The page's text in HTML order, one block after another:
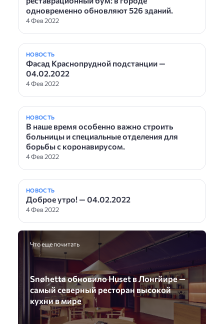
одновременно обновляют 526 зданий.
4 Фев 2022
НОВОСТЬ
Фасад Краснопрудной подстанции —
04.02.2022
4 Фев 2022
НОВОСТЬ
В наше время особенно важно строить
больницы и специальные отделения для
борьбы с коронавирусом.
4 Фев 2022
НОВОСТЬ
Доброе утро! — 04.02.2022
4 Фев 2022
Что еще почитать
Snøhetta обновило Huset в Лонгйире —
самый северный ресторан высокой
кухни в мире